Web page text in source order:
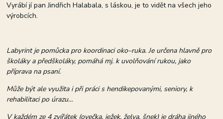
Vyrábí jí pan Jindřich Halabala, s láskou, je to vidět na všech jeho
výrobcích.
Labyrint je pomůcka pro koordinaci oko–ruka. Je určena hlavně pro
školáky a předškoláky, pomáhá mj. k uvolňování rukou, jako
příprava na psaní.
Může být ale využita i při práci s hendikepovanými, seniory, k
rehabilitaci po úrazu…
V každém ze 4 zvířátek (ovečka, ježek, želva, šnek) je dráha jiného